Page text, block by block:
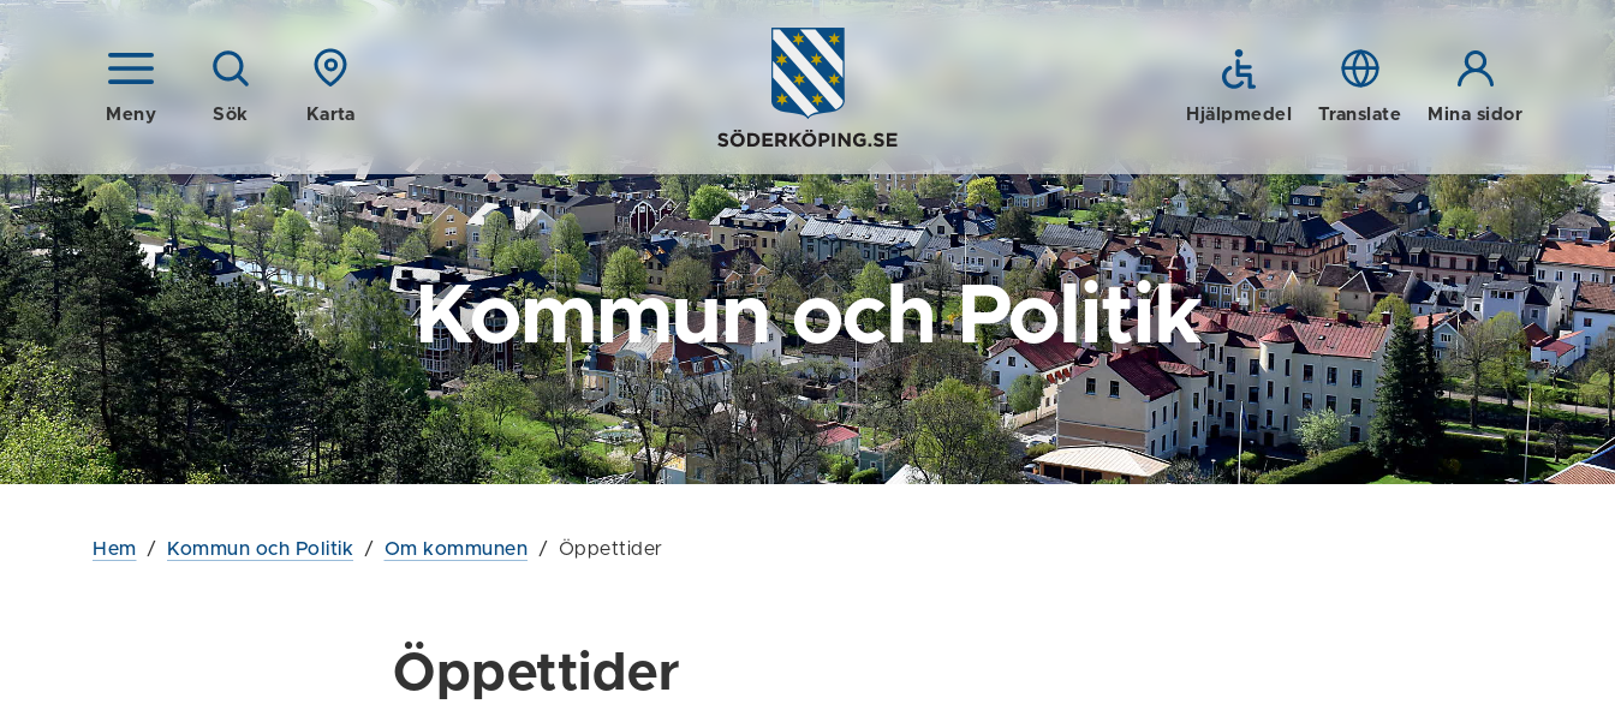
Meny Sök Karta Hjälpmedel Translate Mina sidor
Kommun och Politik
Hem / Kommun och Politik / Om kommunen / Öppettider
Öppettider